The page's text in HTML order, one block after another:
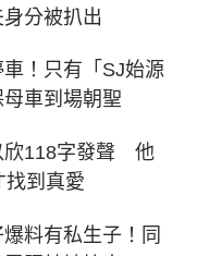
身分被扒出
！只有「SJ始源
車到場朝聖
欣118字發聲 他
找到真愛
料有私生子！同